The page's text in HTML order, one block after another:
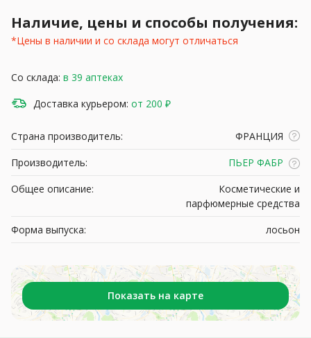
Наличие, цены и способы получения:
*Цены в наличии и со склада могут отличаться
Со склада: в 39 аптеках
Доставка курьером: от 200 ₽
Страна производитель:
ФРАНЦИЯ
Производитель:
ПЬЕР ФАБР
Общее описание:
Косметические и
парфюмерные средства
Форма выпуска:
лосьон
Показать на карте